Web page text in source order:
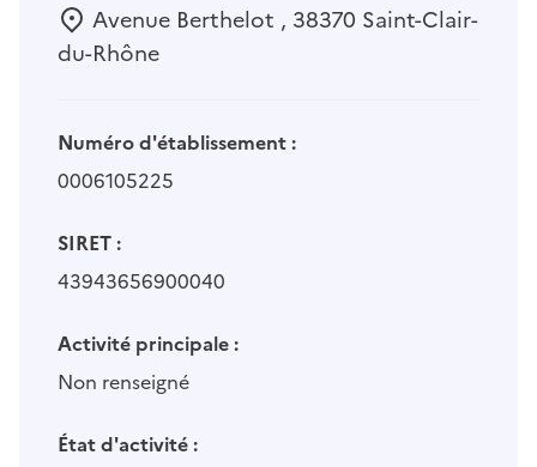
Avenue Berthelot , 38370 Saint-Clair-
du-Rhône
Numéro d'établissement :
0006105225
SIRET :
43943656900040
Activité principale :
Non renseigné
État d'activité :